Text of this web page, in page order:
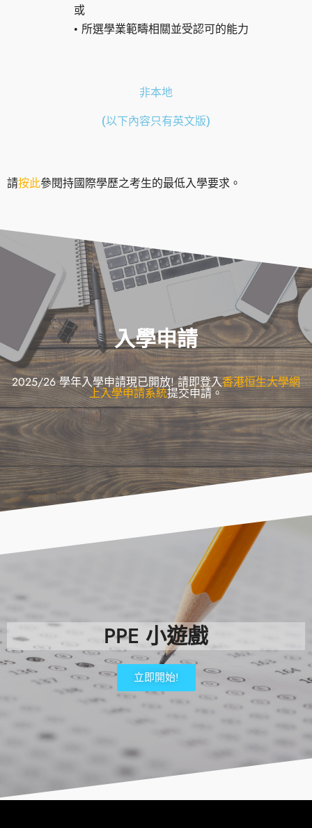
或
• 所選學業範疇相關並受認可的能力
非本地
(以下內容只有英文版)
請按此參閱持國際學歷之考生的最低入學要求。
入學申請
2025/26 學年入學申請現已開放! 請即登入香港恒生大學網
上入學申請系統提交申請。
PPE 小遊戲
立即開始!